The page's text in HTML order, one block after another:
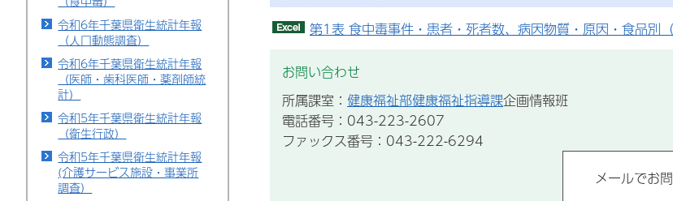
令和6年千葉県衛生統計年報
（人口動態調査）
令和6年千葉県衛生統計年報
（医師・歯科医師・薬剤師統
計）
令和5年千葉県衛生統計年報
（衛生行政）
令和5年千葉県衛生統計年報
(介護サービス施設・事業所
調査）
第1表 食中毒事件・患者・死者数、病因物質・原因・食品別
お問い合わせ
所属課室： 健康福祉部健康福祉指導課企画情報班
電話番号：043-223-2607
ファックス番号：043-222-6294